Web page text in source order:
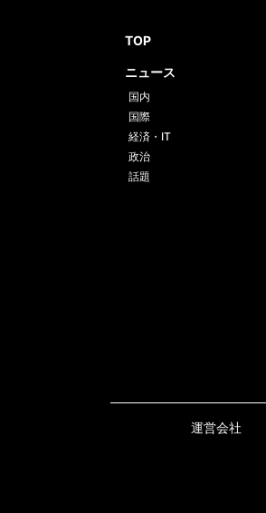
TOP
ニュース
国内
国際
経済・IT
政治
話題
運営会社